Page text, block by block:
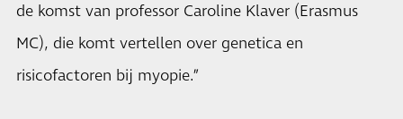
de komst van professor Caroline Klaver (Erasmus
MC), die komt vertellen over genetica en
risicofactoren bij myopie.”